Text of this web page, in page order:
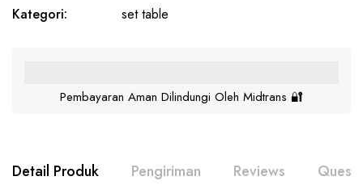
Kategori:
set table
Pembayaran Aman Dilindungi Oleh Midtrans 🔐
Detail Produk Pengiriman Reviews